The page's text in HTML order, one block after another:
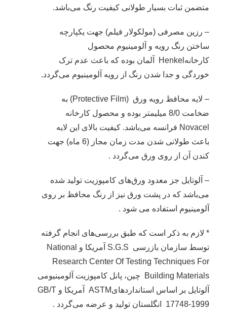
متضمن ثبات بسیار طولانی کیفیت رنگ می‌باشد.
– رزین مصرفی (مولکولار فیلم) جهت یکپارچه
ساختن رنگ رویه و آلومینیوم محصول
کارخانهHenkel آلمان بوده که باعث عدم ترک
خوردگی و جدا شدن رنگ از رویه آلومینیوم می‌گردد.
– لایه محافظ رویه ورق (Protective Film) به
ضخامت 8/0 میلیمتر بوده و محصول کارخانه
Novacel فرانسه می‌باشد. کیفیت بالای این لایه
باعث طولانی شدن مدت زمان مجاز (6 ماه) جهت
کندن آن از روی ورق می‌گردد .
– آلوتایل جز معدود ورق‌های کامپوزیت تولید شده
می‌باشد که در پشت ورق نیز از رنگ محافظ بر روی
آلومینیوم استفاده می شود .
* لازم به ذکر است که طبق بررسی‌‌های انجام گرفته
توسط سازمان بازرسی S.G.S آمریکا و National
Research Center Of Testing Techniques For
Building Materials چین، پانل کامپوزیت آلومینیومی
آلوتایل بر اساس استانداردهایASTM آمریکا و GB/T
17748-1999 انگلستان تولید و عرضه می‌گردد .